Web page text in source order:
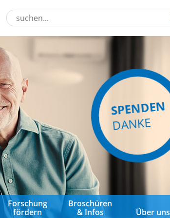
SPENDEN
DANKE
Forschung
fördern
Broschüren
& Infos
Über uns